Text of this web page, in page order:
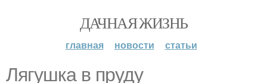
ДАЧНАЯ ЖИЗНЬ
главная новости статьи
Лягушка в пруду